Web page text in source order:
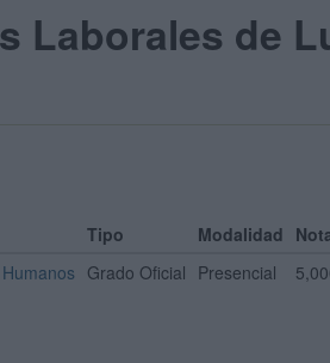
Laborales de
Tipo Modalidad
Grado Oficial Presencial